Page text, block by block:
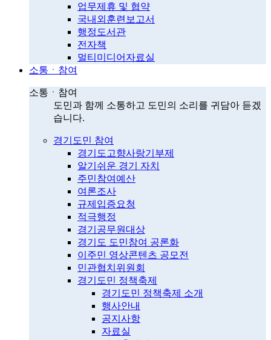
업무제휴 및 협약
국내외훈련보고서
행정도서관
전자책
멀티미디어자료실
소통ㆍ참여
소통ㆍ참여
도민과 함께 소통하고 도민의 소리를 귀담아 듣겠
습니다.
경기도민 참여
경기도고향사랑기부제
알기쉬운 경기 자치
주민참여예산
여론조사
규제입증요청
적극행정
경기공무원대상
경기도 도민참여 공론화
이주민 영상콘텐츠 공모전
민관협치위원회
경기도민 정책축제
경기도민 정책축제 소개
행사안내
공지사항
자료실